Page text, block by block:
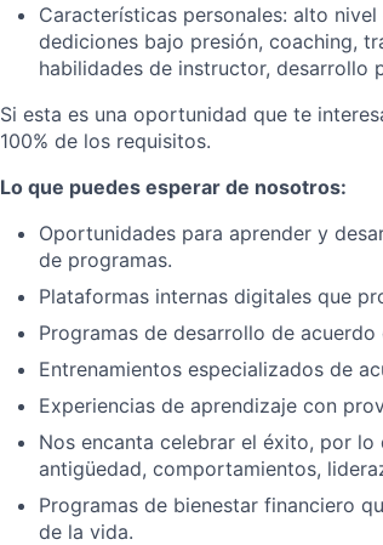
Características personales: alto
dediciones bajo presión, coaching,
habilidades de instructor, desarrollo
Si esta es una oportunidad que te
100% de los requisitos.
Lo que puedes esperar de nosotros:
Oportunidades para aprender y
de programas.
Plataformas internas digitales que
Programas de desarrollo de
Entrenamientos especializados de
Experiencias de aprendizaje con
Nos encanta celebrar el éxito, por
antigüedad, comportamientos,
Programas de bienestar financiero
de la vida.